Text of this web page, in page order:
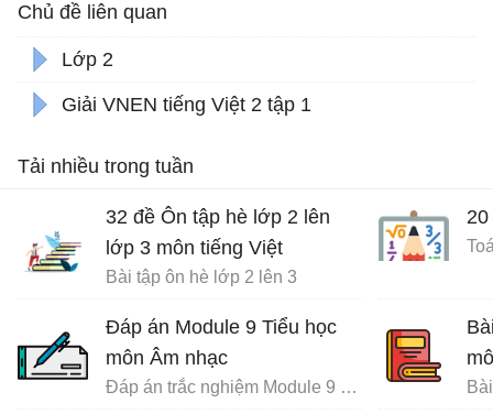
Chủ đề liên quan
Lớp 2
Giải VNEN tiếng Việt 2 tập 1
Tải nhiều trong tuần
32 đề Ôn tập hè lớp 2 lên
lớp 3 môn tiếng Việt
Bài tập ôn hè lớp 2 lên 3
Đáp án Module 9 Tiểu học
môn Âm nhạc
Đáp án trắc nghiệm Module 9 Tiểu học